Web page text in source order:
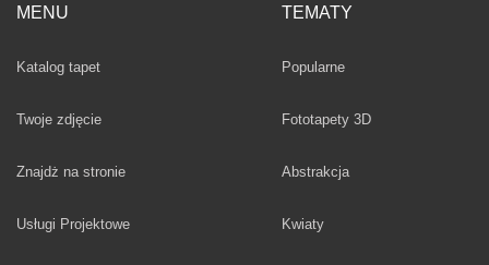
MENU
Katalog tapet
Twoje zdjęcie
Znajdż na stronie
Usługi Projektowe
TEMATY
Fototapety
Popularne
Fototapety 3D
Fototapety
Abstrakcja
Fototapety
Kwiaty